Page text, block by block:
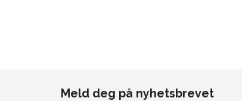
Meld deg på nyhetsbrevet